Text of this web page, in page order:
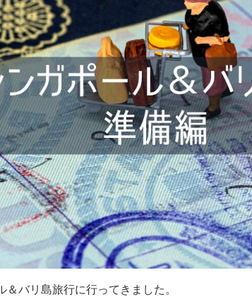
バリ島旅行に行ってきました。